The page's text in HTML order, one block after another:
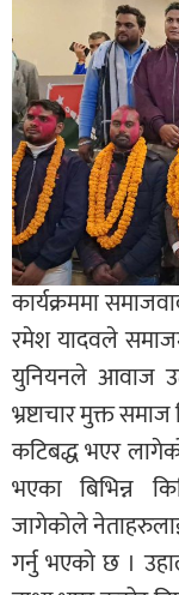
कार्यक्रममा
रमेश यादवले
युनियनले आवाज
भ्रष्टाचार मुक्त
कटिबद्ध भएर
भएका बिभिन्न
जागेकोले
गर्नु भएको छ ।